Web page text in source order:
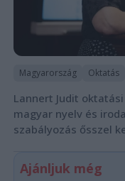
Magyarország Oktatás
Lannert Judit
magyar nyelv és
szabályozás ősszel
Ajánljuk még